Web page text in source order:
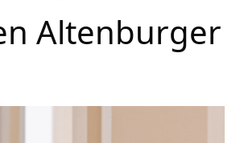
Altenburger